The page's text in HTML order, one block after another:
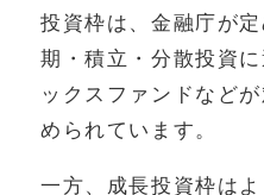
投資枠は、金融庁が
期・積立・分散投資
ックスファンドなど
められています。
一方、成長投資枠は